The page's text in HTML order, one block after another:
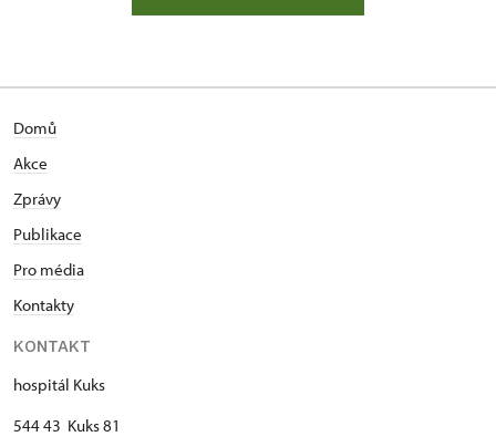
Domů
Akce
Zprávy
Publikace
Pro média
Kontakty
KONTAKT
hospitál Kuks
544 43 Kuks 81